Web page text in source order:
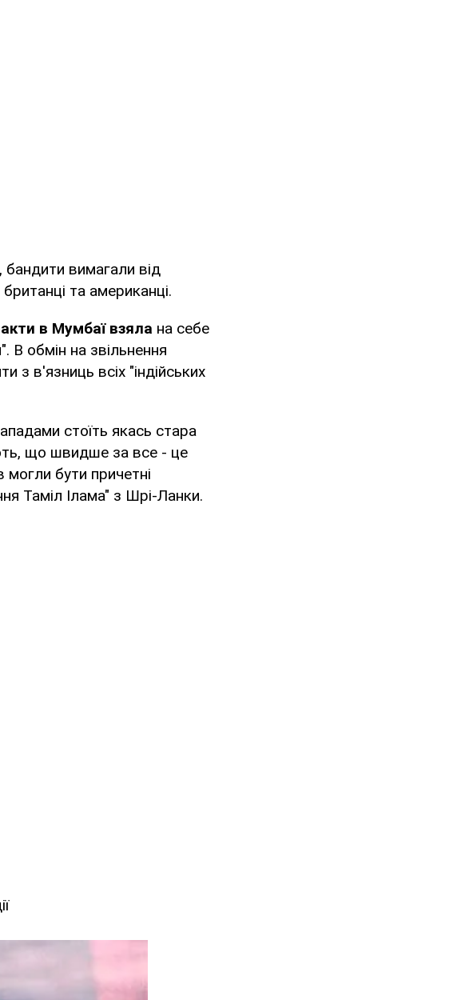
вимагали від
та американці.
в Мумбаї взяла на себе
В обмін на звільнення
з в'язниць всіх "індійських
стоїть якась стара
що швидше за все - це
бути причетні
Таміл Ілама" з Шрі-Ланки.